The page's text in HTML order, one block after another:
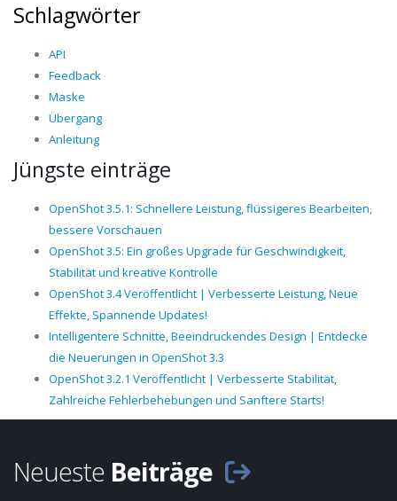
Schlagwörter
API
Feedback
Maske
Übergang
Anleitung
Jüngste einträge
OpenShot 3.5.1: Schnellere Leistung, flüssigeres Bearbeiten,
bessere Vorschauen
OpenShot 3.5: Ein großes Upgrade für Geschwindigkeit,
Stabilität und kreative Kontrolle
OpenShot 3.4 Veröffentlicht | Verbesserte Leistung, Neue
Effekte, Spannende Updates!
Intelligentere Schnitte, Beeindruckendes Design | Entdecke
die Neuerungen in OpenShot 3.3
OpenShot 3.2.1 Veröffentlicht | Verbesserte Stabilität,
Zahlreiche Fehlerbehebungen und Sanftere Starts!
Neueste Beiträge